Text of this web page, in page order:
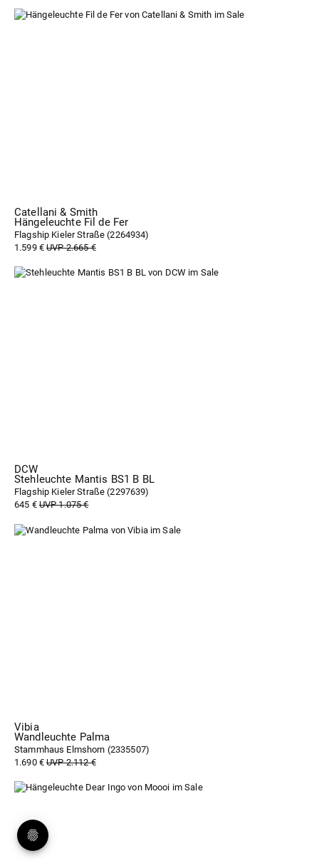
Catellani & Smith
Hängeleuchte Fil de Fer
Flagship Kieler Straße (2264934)
1.599 €UVP 2.665 €
DCW
Stehleuchte Mantis BS1 B BL
Flagship Kieler Straße (2297639)
645 €UVP 1.075 €
Vibia
Wandleuchte Palma
Stammhaus Elmshorn (2335507)
1.690 €UVP 2.112 €